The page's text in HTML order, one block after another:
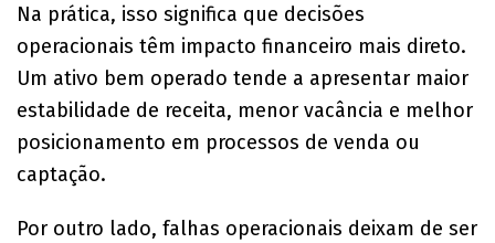
Na prática, isso significa que decisões
operacionais têm impacto financeiro mais direto.
Um ativo bem operado tende a apresentar maior
estabilidade de receita, menor vacância e melhor
posicionamento em processos de venda ou
captação.
Por outro lado, falhas operacionais deixam de ser